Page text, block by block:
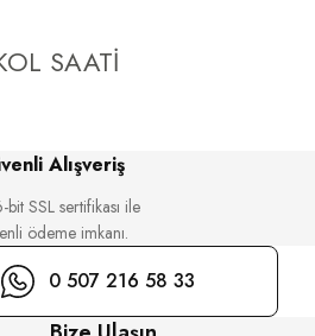
SAATİ
Alışveriş
SSL sertifikası ile
ödeme imkanı.
0 507 216 58 33